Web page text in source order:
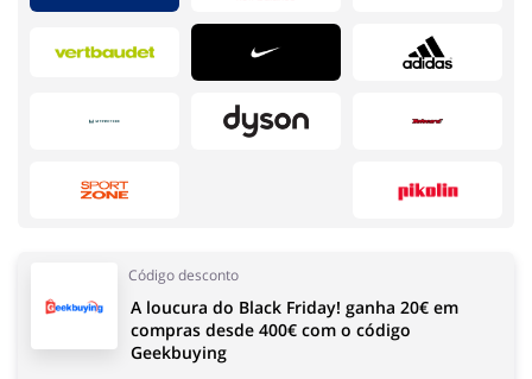
Tecnologia e eletrónica Joalheria e Acessórios
Melhor Amigo Prendas e flores
Saúde e Beleza Serviços
Papelaria e Livros Casa, Lar e Jardim
Código desconto
A loucura do Black Friday! ganha 20€ em
compras desde 400€ com o código
Geekbuying